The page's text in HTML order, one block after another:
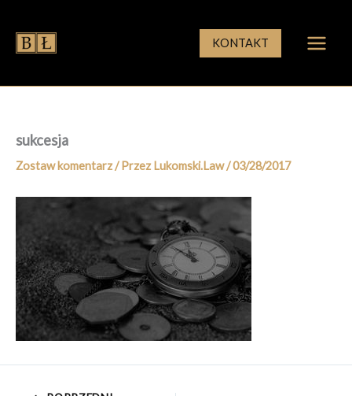
treści
KONTAKT
sukcesja
Zostaw komentarz/ Przez Lukomski.Law/03/28/2017